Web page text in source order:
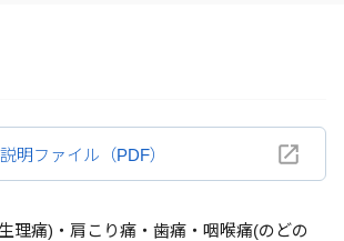
明ファイル（PDF）
理痛)・肩こり痛・歯痛・咽喉痛(のどの